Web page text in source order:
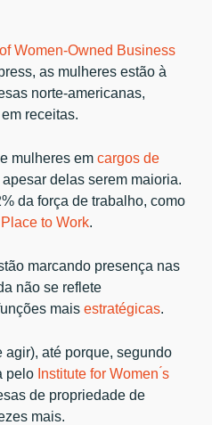
Women-Owned Business
as mulheres estão à
norte-americanas,
receitas.
mulheres emcargos de
delas serem maioria.
da força de trabalho, como
to Work.
marcando presença nas
não se reflete
maisestratégicas.
agir), até porque, segundo
pelo Institute for Women ́s
de propriedade de
mais.